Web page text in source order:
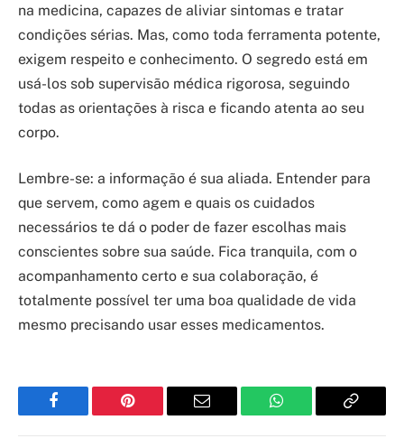
na medicina, capazes de aliviar sintomas e tratar
condições sérias. Mas, como toda ferramenta potente,
exigem respeito e conhecimento. O segredo está em
usá-los sob supervisão médica rigorosa, seguindo
todas as orientações à risca e ficando atenta ao seu
corpo.
Lembre-se: a informação é sua aliada. Entender para
que servem, como agem e quais os cuidados
necessários te dá o poder de fazer escolhas mais
conscientes sobre sua saúde. Fica tranquila, com o
acompanhamento certo e sua colaboração, é
totalmente possível ter uma boa qualidade de vida
mesmo precisando usar esses medicamentos.
Facebook Pinterest Email WhatsApp Copy